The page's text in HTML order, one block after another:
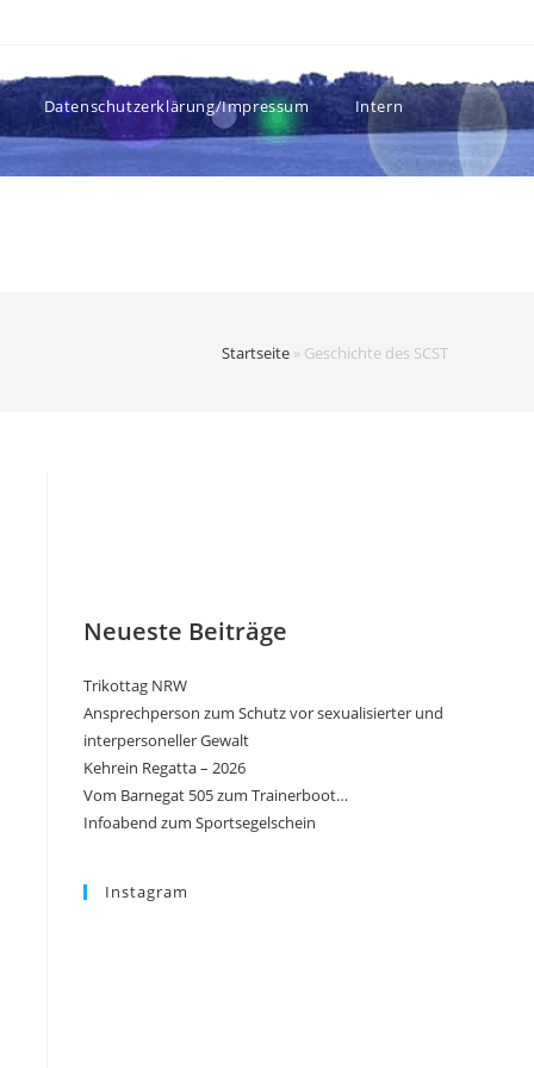
Datenschutzerklärung/Impressum Intern
Startseite » Geschichte des SCST
Neueste Beiträge
Trikottag NRW
Ansprechperson zum Schutz vor sexualisierter und
interpersoneller Gewalt
Kehrein Regatta – 2026
Vom Barnegat 505 zum Trainerboot…
Infoabend zum Sportsegelschein
Instagram